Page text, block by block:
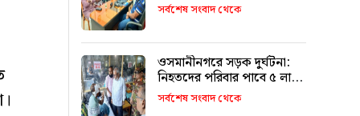
সর্বশেষ সংবাদ থেকে
ওসমানীনগরে সড়ক দুর্ঘটনা:
নিহতদের পরিবার পাবে ৫ লাখ,
আহতরা ১ থেকে ৩ লাখ
সর্বশেষ সংবাদ থেকে